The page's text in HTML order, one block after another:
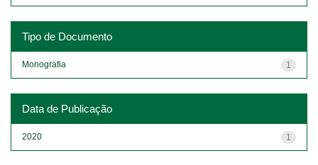
Tipo de Documento
1
Monografia
Data de Publicação
1
2020